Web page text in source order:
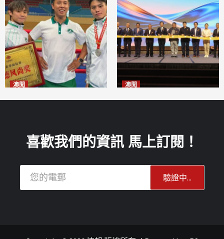
澳聞 澳聞
喜歡我們的資訊 馬上訂閱！